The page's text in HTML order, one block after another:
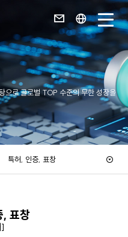
으로 글로벌 TOP 수준의 무한 성장을
특허, 인증, 표창
, 표창